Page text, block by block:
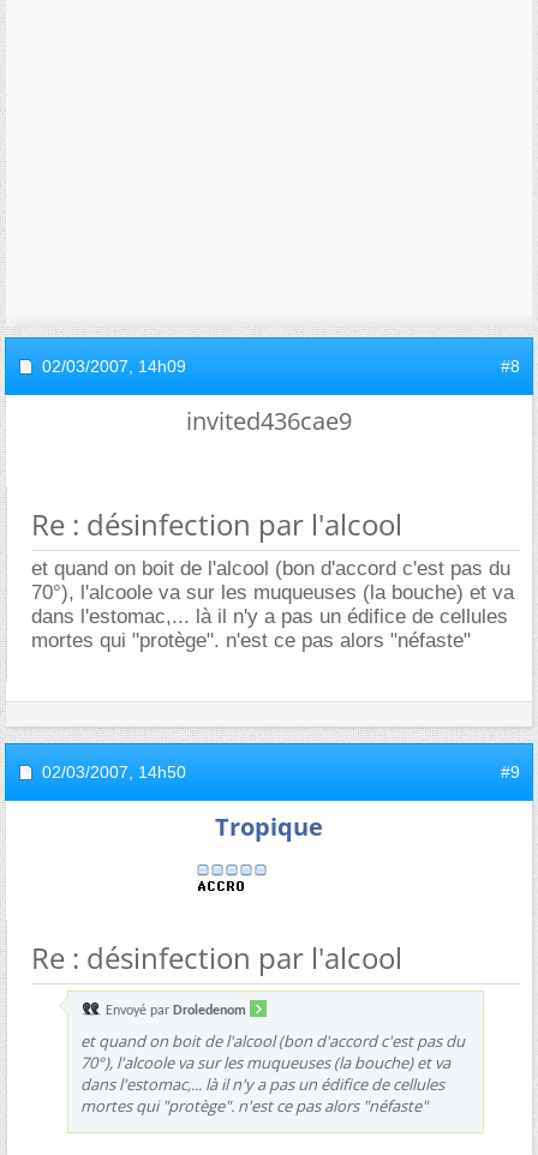
02/03/2007, 14h09 #8
invited436cae9
Re : désinfection par l'alcool
et quand on boit de l'alcool (bon d'accord c'est pas du
70°), l'alcoole va sur les muqueuses (la bouche) et va
dans l'estomac,... là il n'y a pas un édifice de cellules
mortes qui "protège". n'est ce pas alors "néfaste"
02/03/2007, 14h50 #9
Tropique
Re : désinfection par l'alcool
Envoyé par Droledenom
et quand on boit de l'alcool (bon d'accord c'est pas du
70°), l'alcoole va sur les muqueuses (la bouche) et va
dans l'estomac,... là il n'y a pas un édifice de cellules
mortes qui "protège". n'est ce pas alors "néfaste"